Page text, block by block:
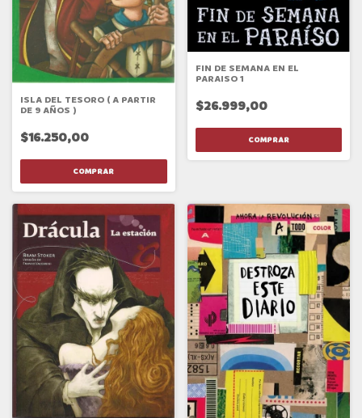
ISLA DEL TESORO ( A PARTIR
DE 9 AÑOS )
$16.250,00
FIN DE SEMANA EN EL
PARAISO 1
$26.999,00